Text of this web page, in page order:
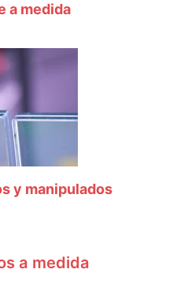
a medida
y manipulados
a medida